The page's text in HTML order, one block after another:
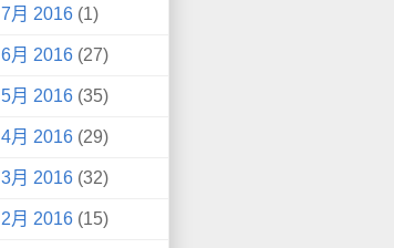
7月 2016 (1)
6月 2016 (27)
5月 2016 (35)
4月 2016 (29)
3月 2016 (32)
2月 2016 (15)